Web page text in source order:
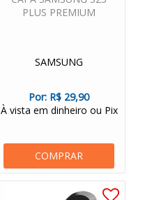
PLUS PREMIUM
SAMSUNG
Por: R$ 29,90
À vista em dinheiro ou Pix
COMPRAR